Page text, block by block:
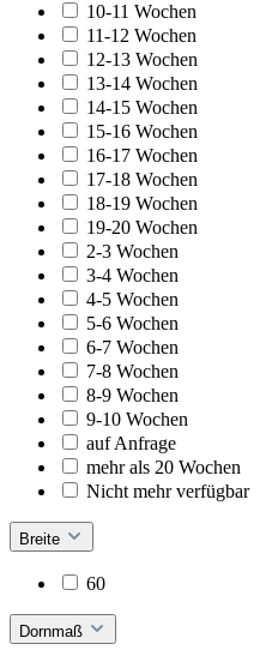
10-11 Wochen
11-12 Wochen
12-13 Wochen
13-14 Wochen
14-15 Wochen
15-16 Wochen
16-17 Wochen
17-18 Wochen
18-19 Wochen
19-20 Wochen
2-3 Wochen
3-4 Wochen
4-5 Wochen
5-6 Wochen
6-7 Wochen
7-8 Wochen
8-9 Wochen
9-10 Wochen
auf Anfrage
mehr als 20 Wochen
Nicht mehr verfügbar
Breite
60
Dornmaß